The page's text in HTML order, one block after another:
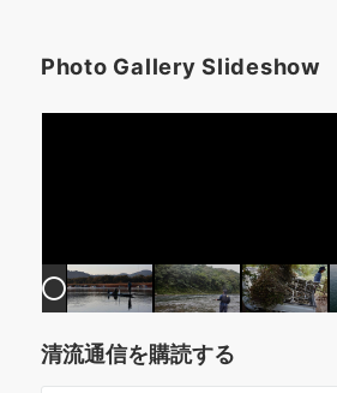
Photo Gallery Slideshow
清流通信を購読する